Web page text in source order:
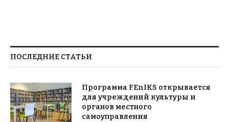
ПОСЛЕДНИЕ СТАТЬИ
Программа FEnIKS открывается
для учреждений культуры и
органов местного
самоуправления